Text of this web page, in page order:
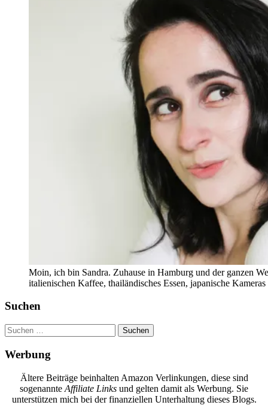
Moin, ich bin Sandra. Zuhause in Hamburg und der ganzen
italienischen Kaffee, thailändisches Essen, japanische
Suchen
Suchen
nach:
Werbung
Ältere Beiträge beinhalten Amazon Verlinkungen, diese sind
sogenannte Affiliate Links und gelten damit als Werbung. Sie
unterstützen mich bei der finanziellen Unterhaltung dieses Blogs.